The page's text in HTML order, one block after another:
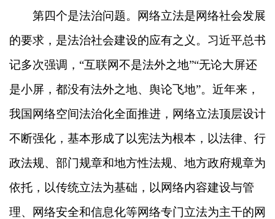
第四个是法治问题。网络立法是网络社会发展
的要求，是法治社会建设的应有之义。习近平总书
记多次强调，“互联网不是法外之地”“无论大屏还
是小屏，都没有法外之地、舆论飞地”。近年来，
我国网络空间法治化全面推进，网络立法顶层设计
不断强化，基本形成了以宪法为根本，以法律、行
政法规、部门规章和地方性法规、地方政府规章为
依托，以传统立法为基础，以网络内容建设与管
理、网络安全和信息化等网络专门立法为主干的网